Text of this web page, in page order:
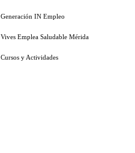
Generación IN Empleo
Vives Emplea Saludable Mérida
Cursos y Actividades